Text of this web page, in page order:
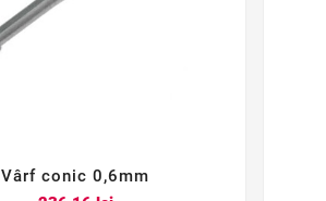

Vârf conic 0,6mm